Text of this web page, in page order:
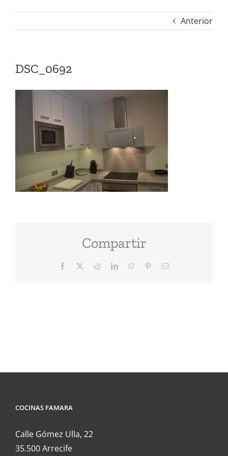
Anterior
DSC_0692
Compartir
Facebook RedditLinkedInWhatsAppPinterestCorreo
COCINAS FAMARA
Calle Gómez Ulla, 22
35.500 Arrecife